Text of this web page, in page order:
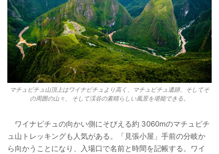
マチュピチュ山頂上はワイナピチュより高く、マチュピチュ遺跡、そしてそ
の周囲の山々、 そして渓谷の素晴らしい風景を堪能できる。
ワイナピチュの向かい側にそびえる約 3060mのマチュピチ
ュ山トレッキングも人気がある。「見張小屋」手前の分岐か
ら向かうことになり、入場口で名前と時間を記帳する。ワイ